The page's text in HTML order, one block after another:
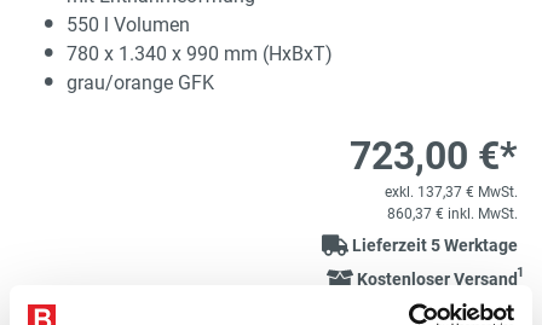
550 l Volumen
780 x 1.340 x 990 mm (HxBxT)
grau/orange GFK
723,00 €*
exkl. 137,37 € MwSt.
860,37 € inkl. MwSt.
Lieferzeit 5 Werktage
Kostenloser Versand1